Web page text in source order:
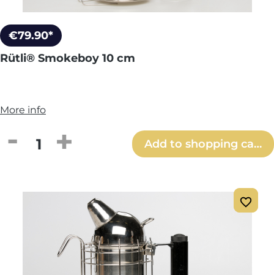
€79.90*
Rütli® Smokeboy 10 cm
More info
Product Quantity: Enter the desired
Add to shopping cart